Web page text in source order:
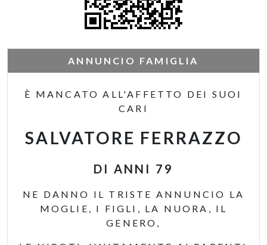
ANNUNCIO FAMIGLIA
È MANCATO ALL'AFFETTO DEI SUOI
CARI
SALVATORE FERRAZZO
DI ANNI 79
NE DANNO IL TRISTE ANNUNCIO LA
MOGLIE, I FIGLI, LA NUORA, IL
GENERO,